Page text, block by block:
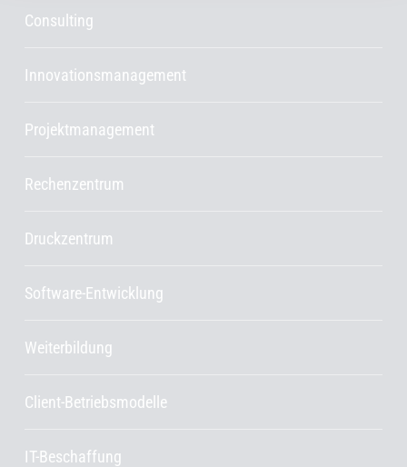
Consulting
Innovationsmanagement
Projektmanagement
Rechenzentrum
Druckzentrum
Software-Entwicklung
Weiterbildung
Client-Betriebsmodelle
IT-Beschaffung